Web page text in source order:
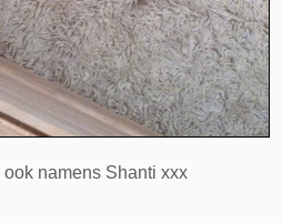
namens Shanti xxx